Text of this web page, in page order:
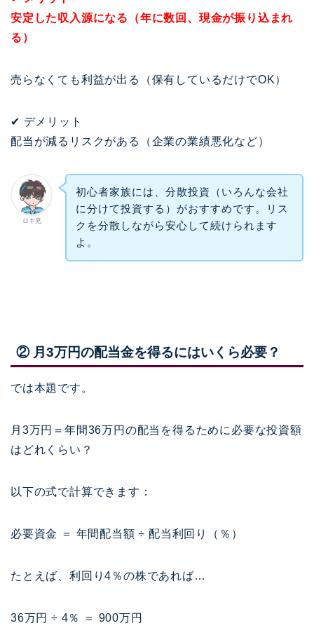
安定した収入源になる（年に数回、現金が振り込まれ
る）
売らなくても利益が出る（保有しているだけでOK）
✔ デメリット
配当が減るリスクがある（企業の業績悪化など）
ロキ兄
初心者家族には、分散投資（いろんな会社
に分けて投資する）がおすすめです。リス
クを分散しながら安心して続けられます
よ。
② 月3万円の配当金を得るにはいくら必要？
では本題です。
月3万円＝年間36万円の配当を得るために必要な投資額
はどれくらい？
以下の式で計算できます：
必要資金 ＝ 年間配当額 ÷ 配当利回り（％）
たとえば、利回り4％の株であれば…
36万円 ÷ 4％ ＝ 900万円